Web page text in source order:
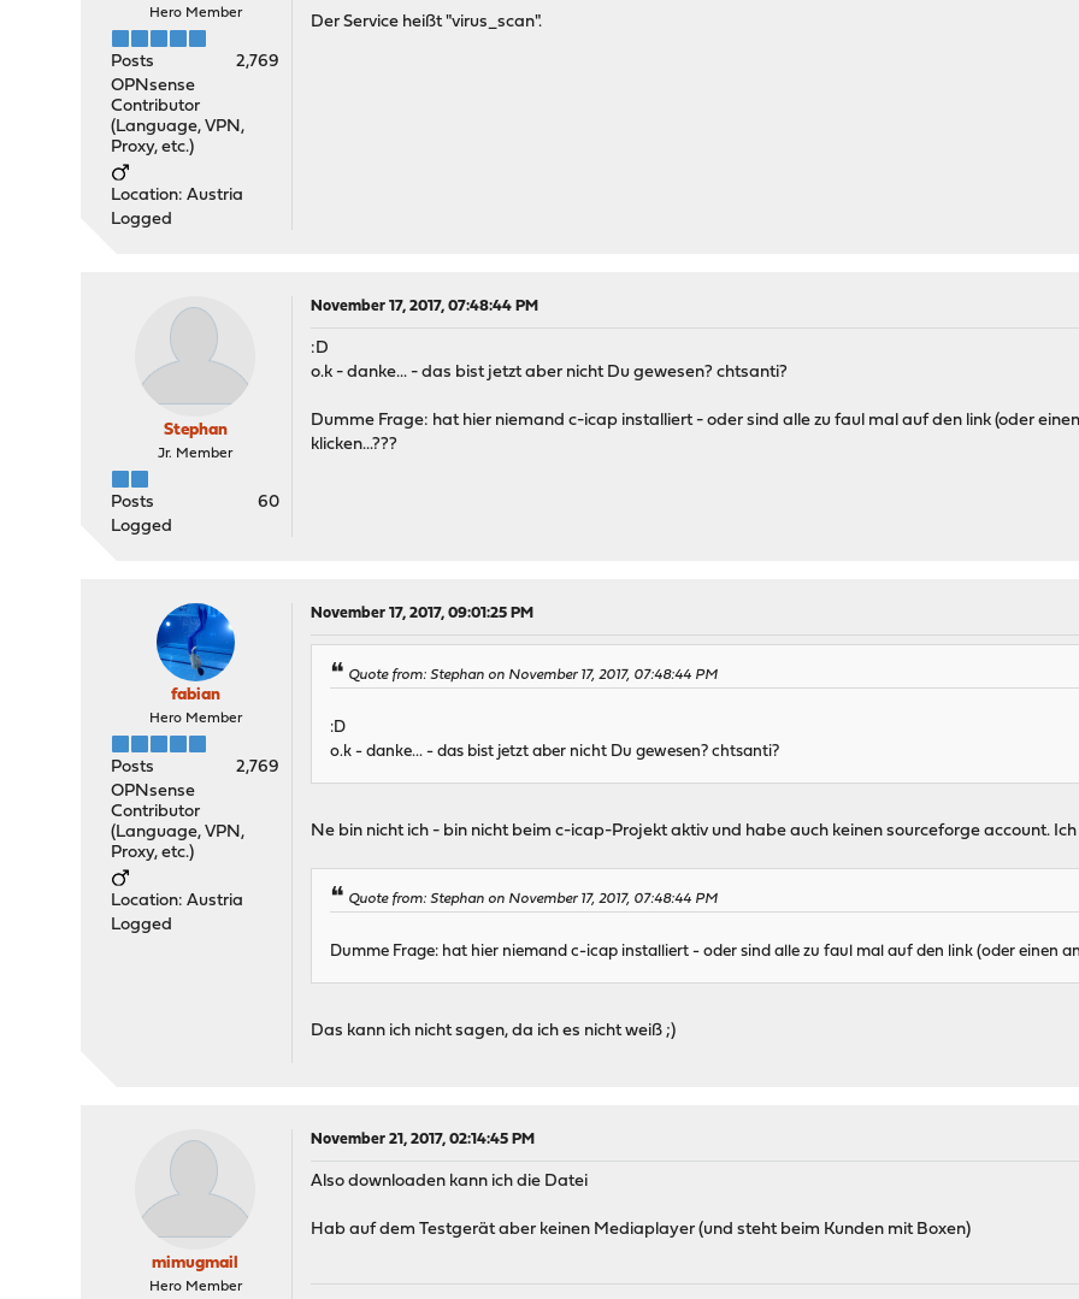
Hero Member
Posts
2,769
OPNsense
Contributor
(Language, VPN,
Proxy, etc.)
Location: Austria
Logged
Der Service heißt "virus_scan".
Stephan
Jr. Member
Posts
60
Logged
November 17, 2017, 07:48:44 PM
:D
o.k - danke... - das bist jetzt aber nicht Du gewesen? chtsanti?
Dumme Frage: hat hier niemand c-icap installiert - oder sind alle zu faul mal auf den link (oder
klicken...???
fabian
Hero Member
Posts
2,769
OPNsense
Contributor
(Language, VPN,
Proxy, etc.)
Location: Austria
Logged
November 17, 2017, 09:01:25 PM
Quote from: Stephan on November 17, 2017, 07:48:44 PM
:D
o.k - danke... - das bist jetzt aber nicht Du gewesen? chtsanti?
Ne bin nicht ich - bin nicht beim c-icap-Projekt aktiv und habe auch keinen sourceforge account.
Quote from: Stephan on November 17, 2017, 07:48:44 PM
Dumme Frage: hat hier niemand c-icap installiert - oder sind alle zu faul mal auf den link (oder einen
Das kann ich nicht sagen, da ich es nicht weiß ;)
mimugmail
Hero Member
November 21, 2017, 02:14:45 PM
Also downloaden kann ich die Datei
Hab auf dem Testgerät aber keinen Mediaplayer (und steht beim Kunden mit Boxen)